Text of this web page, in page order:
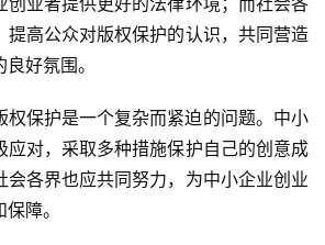
提高公众对版权保护的认识，共同营造
好氛围。
权保护是一个复杂而紧迫的问题。中小
应对，采取多种措施保护自己的创意成
会各界也应共同努力，为中小企业创业
障。